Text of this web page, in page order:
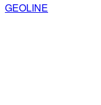
GEOLINE